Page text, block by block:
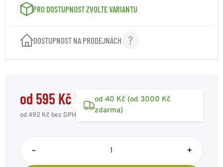
VELIKOST: XL - 158/164 595 Kč
VELIKOST: XXL - 170/176 595 Kč
PRO DOSTUPNOST ZVOLTE VARIANTU
DOSTUPNOST NA PRODEJNÁCH
od 595 Kč
od 492 Kč bez DPH
od 40 Kč (od 3000 Kč
zdarma)
– +